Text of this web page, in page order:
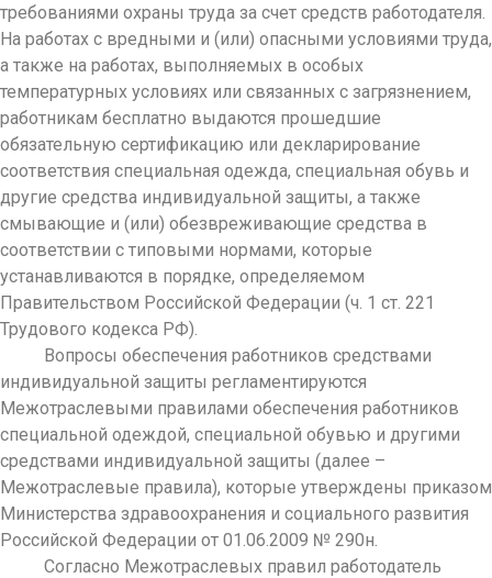
требованиями охраны труда за счет средств работодателя.
На работах с вредными и (или) опасными условиями труда,
а также на работах, выполняемых в особых
температурных условиях или связанных с загрязнением,
работникам бесплатно выдаются прошедшие
обязательную сертификацию или декларирование
соответствия специальная одежда, специальная обувь и
другие средства индивидуальной защиты, а также
смывающие и (или) обезвреживающие средства в
соответствии с типовыми нормами, которые
устанавливаются в порядке, определяемом
Правительством Российской Федерации (ч. 1 ст. 221
Трудового кодекса РФ).
Вопросы обеспечения работников средствами
индивидуальной защиты регламентируются
Межотраслевыми правилами обеспечения работников
специальной одеждой, специальной обувью и другими
средствами индивидуальной защиты (далее –
Межотраслевые правила), которые утверждены приказом
Министерства здравоохранения и социального развития
Российской Федерации от 01.06.2009 № 290н.
Согласно Межотраслевых правил работодатель